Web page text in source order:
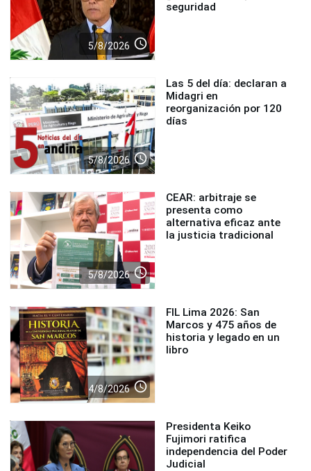
5/8/2026 access_time
seguridad
5/8/2026 access_time
Las 5 del día: declaran a
Midagri en
reorganización por 120
días
5/8/2026 access_time
CEAR: arbitraje se
presenta como
alternativa eficaz ante
la justicia tradicional
4/8/2026 access_time
FIL Lima 2026: San
Marcos y 475 años de
historia y legado en un
libro
Presidenta Keiko
Fujimori ratifica
independencia del Poder
Judicial